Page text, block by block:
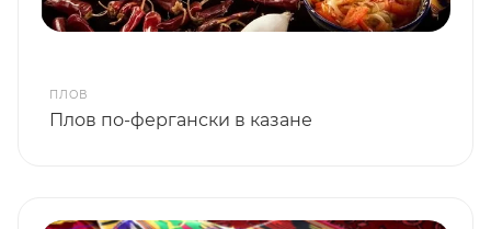
ПЛОВ
Плов по-фергански в казане